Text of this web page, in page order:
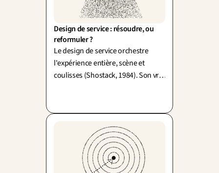
Design de service : résoudre, ou
reformuler ?
Le design de service orchestre
l'expérience entière, scène et
coulisses (Shostack, 1984). Son vrai